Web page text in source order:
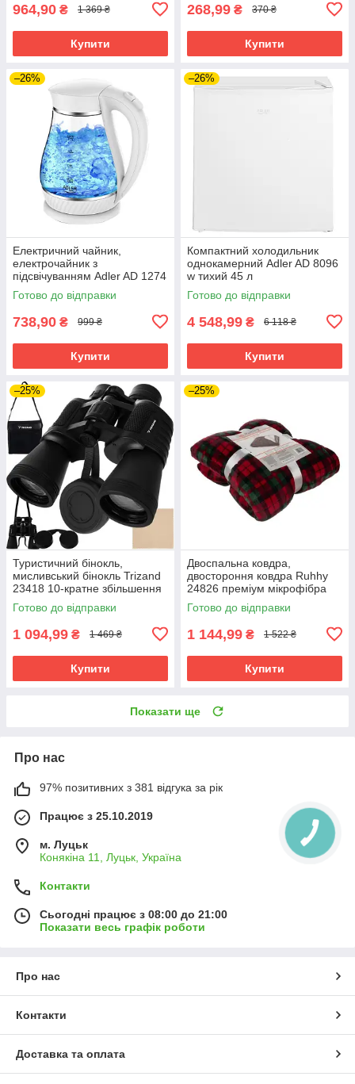
964,90 ₴ 1 369 ₴
Купити
268,99 ₴ 370 ₴
Купити
–26%
Електричний чайник,
електрочайник з
підсвічуванням Adler AD 1274
w 1 7 л 2200 Вт
Готово до відправки
738,90 ₴ 999 ₴
Купити
–26%
Компактний холодильник
однокамерний Adler AD 8096
w тихий 45 л
Готово до відправки
4 548,99 ₴ 6 118 ₴
Купити
–25%
Туристичний бінокль,
мисливський бінокль Trizand
23418 10-кратне збільшення
50 мм
Готово до відправки
1 094,99 ₴ 1 469 ₴
Купити
–25%
Двоспальна ковдра,
двостороння ковдра Ruhhy
24826 преміум мікрофібра
160х200
Готово до відправки
1 144,99 ₴ 1 522 ₴
Купити
Показати ще
Про нас
97% позитивних з 381 відгука за рік
Працює з 25.10.2019
м. Луцьк
Конякіна 11, Луцьк, Україна
Контакти
Сьогодні працює з 08:00 до 21:00
Показати весь графік роботи
Про нас
Контакти
Доставка та оплата